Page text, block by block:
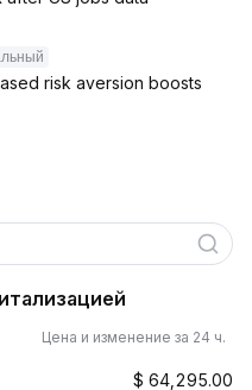
risk aversion boosts
Цена и изменение за 24 ч.
$ 64,295.00